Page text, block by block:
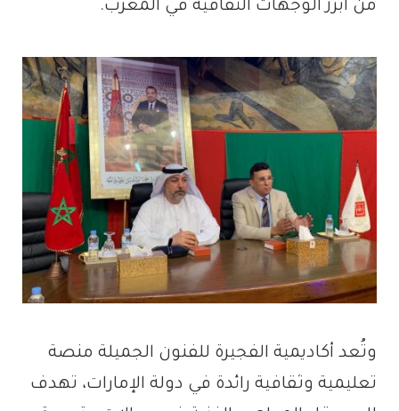
من أبرز الوجهات الثقافية في المغرب.
وتُعد أكاديمية الفجيرة للفنون الجميلة منصة
تعليمية وثقافية رائدة في دولة الإمارات، تهدف